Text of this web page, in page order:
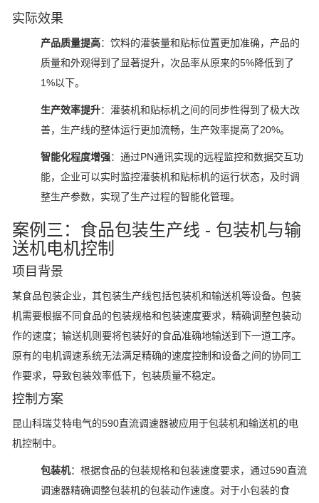
实际效果
产品质量提高：饮料的灌装量和贴标位置更加准确，产品的
质量和外观得到了显著提升，次品率从原来的5%降低到了
1%以下。
生产效率提升：灌装机和贴标机之间的同步性得到了极大改
善，生产线的整体运行更加流畅，生产效率提高了20%。
智能化程度增强：通过PN通讯实现的远程监控和数据交互功
能，企业可以实时监控灌装机和贴标机的运行状态，及时调
整生产参数，实现了生产过程的智能化管理。
案例三：食品包装生产线 - 包装机与输
送机电机控制
项目背景
某食品包装企业，其包装生产线包括包装机和输送机等设备。包装
机需要根据不同食品的包装规格和包装速度要求，精确调整包装动
作的速度；输送机则要将包装好的食品准确地输送到下一道工序。
原有的电机调速系统无法满足精确的速度控制和设备之间的协同工
作要求，导致包装效率低下，包装质量不稳定。
控制方案
昆山科瑞艾特电气的590直流调速器被应用于包装机和输送机的电
机控制中。
包装机：根据食品的包装规格和包装速度要求，通过590直流
调速器精确调整包装机的包装动作速度。对于小包装的食